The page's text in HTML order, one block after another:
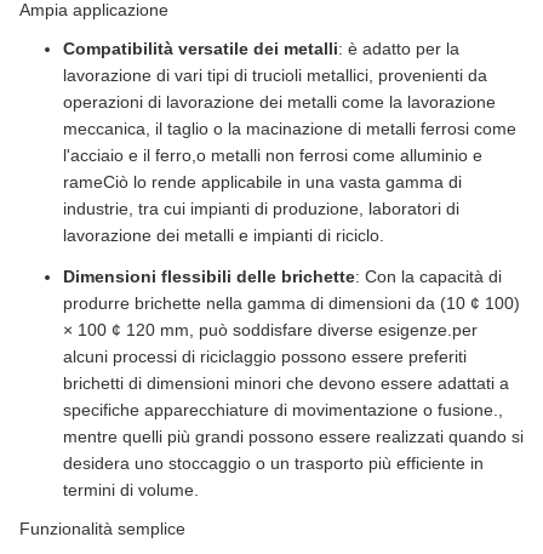
Ampia applicazione
Compatibilità versatile dei metalli: è adatto per la
lavorazione di vari tipi di trucioli metallici, provenienti da
operazioni di lavorazione dei metalli come la lavorazione
meccanica, il taglio o la macinazione di metalli ferrosi come
l'acciaio e il ferro,o metalli non ferrosi come alluminio e
rameCiò lo rende applicabile in una vasta gamma di
industrie, tra cui impianti di produzione, laboratori di
lavorazione dei metalli e impianti di riciclo.
Dimensioni flessibili delle brichette: Con la capacità di
produrre brichette nella gamma di dimensioni da (10 ¢ 100)
× 100 ¢ 120 mm, può soddisfare diverse esigenze.per
alcuni processi di riciclaggio possono essere preferiti
brichetti di dimensioni minori che devono essere adattati a
specifiche apparecchiature di movimentazione o fusione.,
mentre quelli più grandi possono essere realizzati quando si
desidera uno stoccaggio o un trasporto più efficiente in
termini di volume.
Funzionalità semplice